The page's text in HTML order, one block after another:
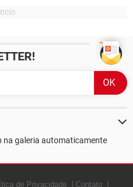
galeria automaticamente
de Privacidade
Contato